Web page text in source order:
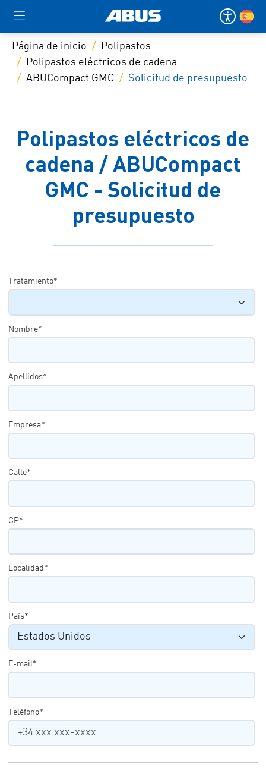
Página de inicio
Polipastos
Polipastos eléctricos de cadena
ABUCompact GMC
Solicitud de presupuesto
Polipastos eléctricos de
cadena / ABUCompact
GMC - Solicitud de
presupuesto
Tratamiento*
Nombre*
Apellidos*
Empresa*
Calle*
CP*
Localidad*
País*
E-mail*
Teléfono*